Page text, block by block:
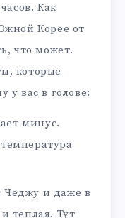
Как
Корее от
что может.
которые
у вас в голове:
минус.
Чеджу и даже в
теплая. Тут